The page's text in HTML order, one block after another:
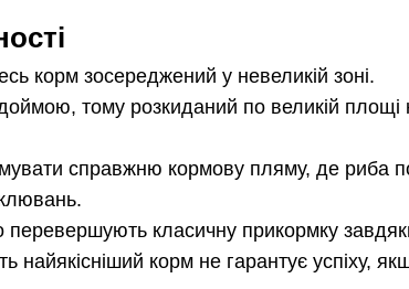
корм зосереджений у невеликій зоні.
тому розкиданий по великій
справжню кормову пляму, де риба
клювань.
класичну прикормку
найякісніший корм не гарантує успіху,